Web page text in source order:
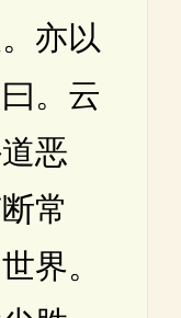
亦以
。云
恶
常
界。